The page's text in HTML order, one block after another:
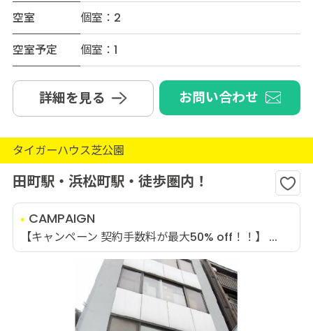
空室
個室：2
空室予定
個室：1
詳細を見る お問い合わせ
タイガーハウス芝公園
田町駅・浜松町駅・徒歩圏内！
CAMPAIGN
【キャンペーン 契約手数料が最大50% off！！】 ...